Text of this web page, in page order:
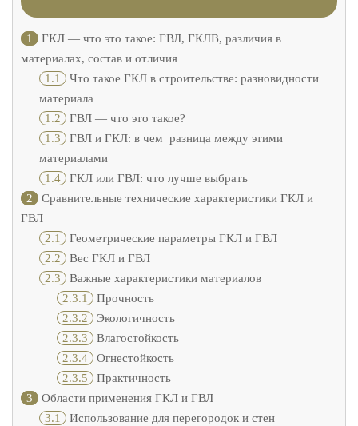
1
ГКЛ — что это такое: ГВЛ, ГКЛВ, различия в
материалах, состав и отличия
1.1 Что такое ГКЛ в строительстве: разновидности
материала
1.2 ГВЛ — что это такое?
1.3 ГВЛ и ГКЛ: в чем разница между этими
материалами
1.4 ГКЛ или ГВЛ: что лучше выбрать
2
Сравнительные технические характеристики ГКЛ и
ГВЛ
2.1 Геометрические параметры ГКЛ и ГВЛ
2.2 Вес ГКЛ и ГВЛ
2.3 Важные характеристики материалов
2.3.1
Прочность
2.3.2
Экологичность
2.3.3
Влагостойкость
2.3.4
Огнестойкость
2.3.5
Практичность
3
Области применения ГКЛ и ГВЛ
3.1 Использование для перегородок и стен